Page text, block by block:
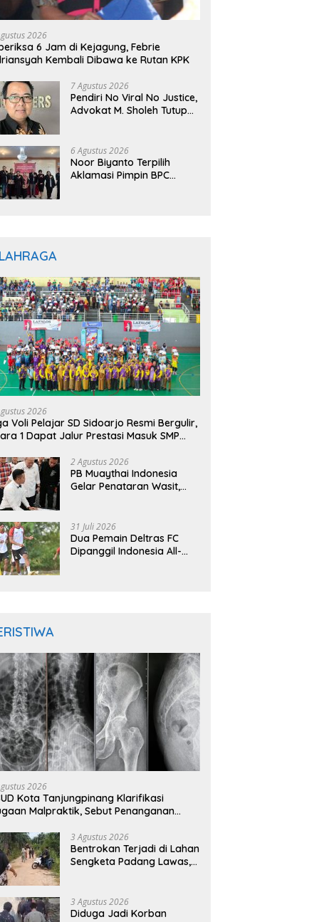
2026
6 Jam di Kejagung, Febrie
Kembali Dibawa ke Rutan KPK
7 Agustus 2026
Pendiri No Viral No Justice,
Advokat M. Sholeh Tutup
6 Agustus 2026
Noor Biyanto Terpilih
Aklamasi Pimpin BPC
2026
Voli Pelajar SD Sidoarjo Resmi Bergulir,
1 Dapat Jalur Prestasi Masuk SMP
2 Agustus 2026
PB Muaythai Indonesia
Gelar Penataran Wasit,
31 Juli 2026
Dua Pemain Deltras FC
Dipanggil Indonesia All-
2026
Kota Tanjungpinang Klarifikasi
Malpraktik, Sebut Penanganan
3 Agustus 2026
Bentrokan Terjadi di Lahan
Sengketa Padang Lawas,
Diancam Oknum DPRD
3 Agustus 2026
Diduga Jadi Korban